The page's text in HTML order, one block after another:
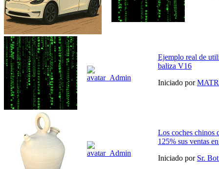
Ejemplo real de
baliza V16
Iniciado por
Los coches chinos
125% sus ventas
Iniciado por Sr.